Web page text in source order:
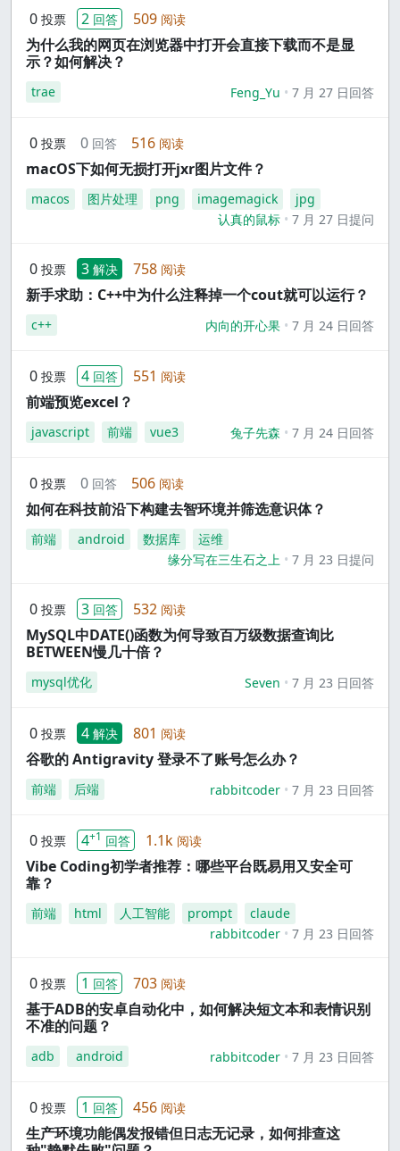
0 投票 2 回答 509 阅读
为什么我的网页在浏览器中打开会直接下载而不是显
示？如何解决？
trae Feng_Yu 7 月 27 日回答
0 投票 0 回答 516 阅读
macOS下如何无损打开jxr图片文件？
macos 图片处理 png imagemagick
jpg
认真的鼠标
7 月 27 日提问
0 投票 3 解决 758 阅读
新手求助：C++中为什么注释掉一个cout就可以运行？
c++ 内向的开心果 7 月 24 日回答
0 投票 4 回答 551 阅读
前端预览excel？
javascript 前端 vue3 兔子先森 7 月 24 日回答
0 投票 0 回答 506 阅读
如何在科技前沿下构建去智环境并筛选意识体？
前端 android 数据库
运维
缘分写在三生石之上
7 月 23 日提问
0 投票 3 回答 532 阅读
MySQL中DATE()函数为何导致百万级数据查询比
BETWEEN慢几十倍？
mysql优化 Seven 7 月 23 日回答
0 投票 4 解决 801 阅读
谷歌的 Antigravity 登录不了账号怎么办？
前端 后端 rabbitcoder 7 月 23 日回答
0 投票 4+1 回答 1.1k 阅读
Vibe Coding初学者推荐：哪些平台既易用又安全可
靠？
前端 html 人工智能 prompt
claude
rabbitcoder
7 月 23 日回答
0 投票 1 回答 703 阅读
基于ADB的安卓自动化中，如何解决短文本和表情识别
不准的问题？
adb android rabbitcoder 7 月 23 日回答
0 投票 1 回答 456 阅读
生产环境功能偶发报错但日志无记录，如何排查这